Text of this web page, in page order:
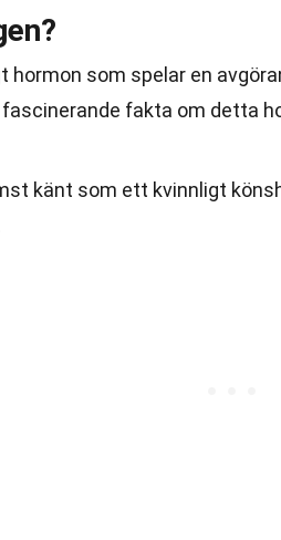
hormon som spelar en
fascinerande fakta om detta
känt som ett kvinnligt